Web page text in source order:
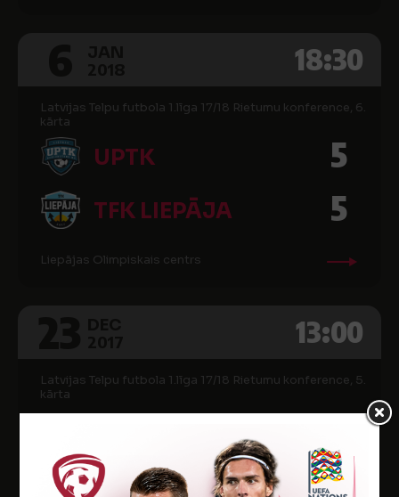
18:30
Latvijas Telpu futbola 1.līga 17/18 Rietumu konference, 6.
kārta
UPTK 5
TFK LIEPĀJA 5
Liepājas Olimpiskais centrs
13:00
Latvijas Telpu futbola 1.līga 17/18 Rietumu konference, 5.
kārta
4
TFK LIEPĀJA 8